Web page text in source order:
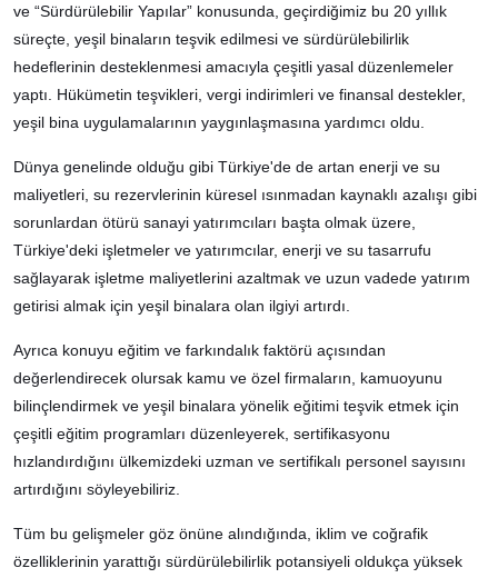
ve “Sürdürülebilir Yapılar” konusunda, geçirdiğimiz bu 20 yıllık
süreçte, yeşil binaların teşvik edilmesi ve sürdürülebilirlik
hedeflerinin desteklenmesi amacıyla çeşitli yasal düzenlemeler
yaptı. Hükümetin teşvikleri, vergi indirimleri ve finansal destekler,
yeşil bina uygulamalarının yaygınlaşmasına yardımcı oldu.
Dünya genelinde olduğu gibi Türkiye'de de artan enerji ve su
maliyetleri, su rezervlerinin küresel ısınmadan kaynaklı azalışı gibi
sorunlardan ötürü sanayi yatırımcıları başta olmak üzere,
Türkiye'deki işletmeler ve yatırımcılar, enerji ve su tasarrufu
sağlayarak işletme maliyetlerini azaltmak ve uzun vadede yatırım
getirisi almak için yeşil binalara olan ilgiyi artırdı.
Ayrıca konuyu eğitim ve farkındalık faktörü açısından
değerlendirecek olursak kamu ve özel firmaların, kamuoyunu
bilinçlendirmek ve yeşil binalara yönelik eğitimi teşvik etmek için
çeşitli eğitim programları düzenleyerek, sertifikasyonu
hızlandırdığını ülkemizdeki uzman ve sertifikalı personel sayısını
artırdığını söyleyebiliriz.
Tüm bu gelişmeler göz önüne alındığında, iklim ve coğrafik
özelliklerinin yarattığı sürdürülebilirlik potansiyeli oldukça yüksek